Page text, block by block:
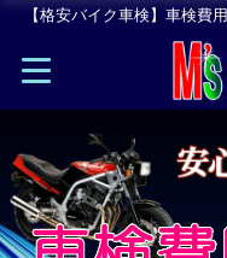
【格安バイク車検】車検費